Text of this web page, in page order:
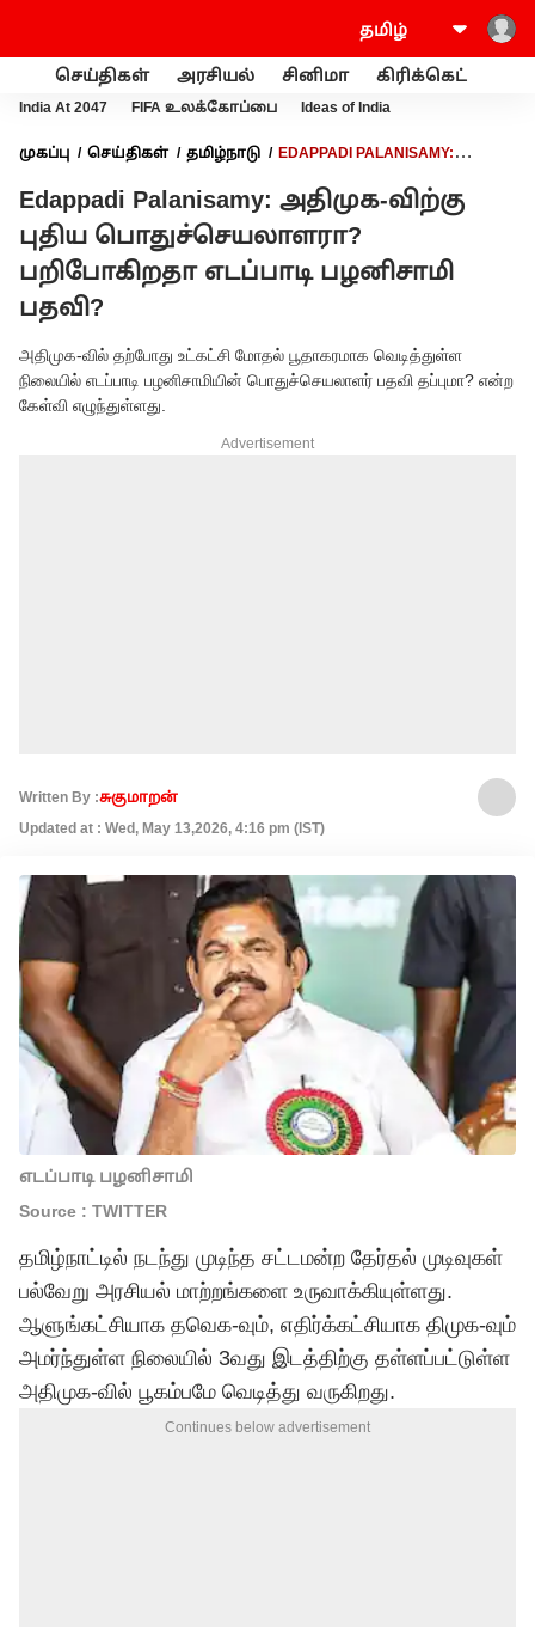
செய்திகள் அரசியல் சினிமா கிரிக்கெட்
India At 2047 FIFA உலக்கோப்பை Ideas of India
முகப்பு செய்திகள் தமிழ்நாடு
EDAPPADI PALANISAMY:
எடப்பாடி பழனிசாமி பதவி?
Edappadi Palanisamy: அதிமுக-விற்கு
புதிய பொதுச்செயலாளரா?
பறிபோகிறதா எடப்பாடி பழனிசாமி
பதவி?
அதிமுக-வில் தற்போது உட்கட்சி மோதல் பூதாகரமாக வெடித்துள்ள
நிலையில் எடப்பாடி பழனிசாமியின் பொதுச்செயலாளர் பதவி தப்புமா? என்ற
கேள்வி எழுந்துள்ளது.
Advertisement
Written By :சுகுமாறன்
Updated at : Wed, May 13,2026, 4:16 pm (IST)
எடப்பாடி பழனிசாமி
Source : TWITTER
தமிழ்நாட்டில் நடந்து முடிந்த சட்டமன்ற தேர்தல் முடிவுகள்
பல்வேறு அரசியல் மாற்றங்களை உருவாக்கியுள்ளது.
ஆளுங்கட்சியாக தவெக-வும், எதிர்க்கட்சியாக திமுக-வும்
அமர்ந்துள்ள நிலையில் 3வது இடத்திற்கு தள்ளப்பட்டுள்ள
அதிமுக-வில் பூகம்பமே வெடித்து வருகிறது.
Continues below advertisement